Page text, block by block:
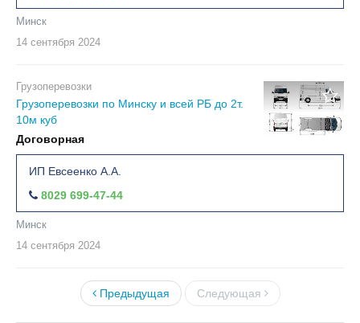
Минск
14 сентября 2024
Грузоперевозки
Грузоперевозки по Минску и всей РБ до 2т.
10м куб
Договорная
ИП Евсеенко А.А.
8029 699-47-44
Минск
14 сентября 2024
Предыдущая Следующая